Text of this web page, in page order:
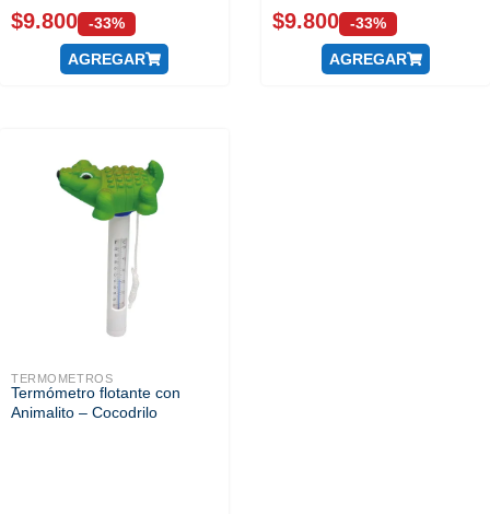
$9.800 -33%
AGREGAR
$9.800 -33%
AGREGAR
TERMOMETROS
Termómetro flotante con
Animalito – Cocodrilo